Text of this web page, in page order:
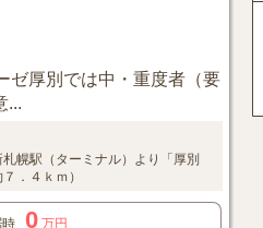
ゼ厚別では中・重度者（要
...
幌駅（ターミナル）より「厚別
．４ｋｍ）
時 0 万円